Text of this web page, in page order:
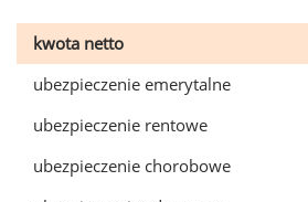
kwota netto
ubezpieczenie emerytalne
ubezpieczenie rentowe
ubezpieczenie chorobowe